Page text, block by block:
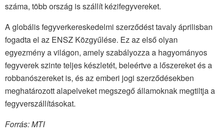
száma, több ország is szállít kézifegyvereket.
A globális fegyverkereskedelmi szerződést tavaly áprilisban
fogadta el az ENSZ Közgyűlése. Ez az első olyan
egyezmény a világon, amely szabályozza a hagyományos
fegyverek szinte teljes készletét, beleértve a lőszereket és a
robbanószereket is, és az emberi jogi szerződésekben
meghatározott alapelveket megszegő államoknak megtiltja a
fegyverszállításokat.
Forrás: MTI